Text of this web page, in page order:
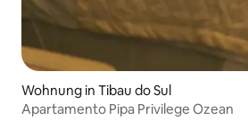
Wohnung in Tibau do Sul
Apartamento Pipa Privilege Ozean